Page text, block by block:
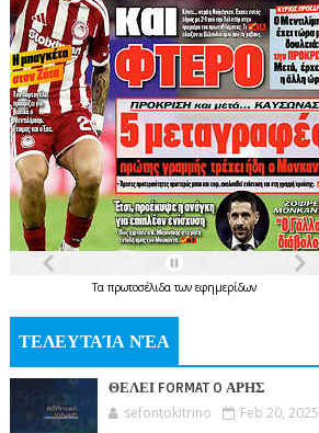
Τα πρωτοσέλιδατων εφημερίδων
ΤΕΛΕΥΤΑΊΑ ΝΈΑ
ΘΕΛΕΙ FORMAT O ΑΡΗΣ
sefontokitrino Feb 20, 2025